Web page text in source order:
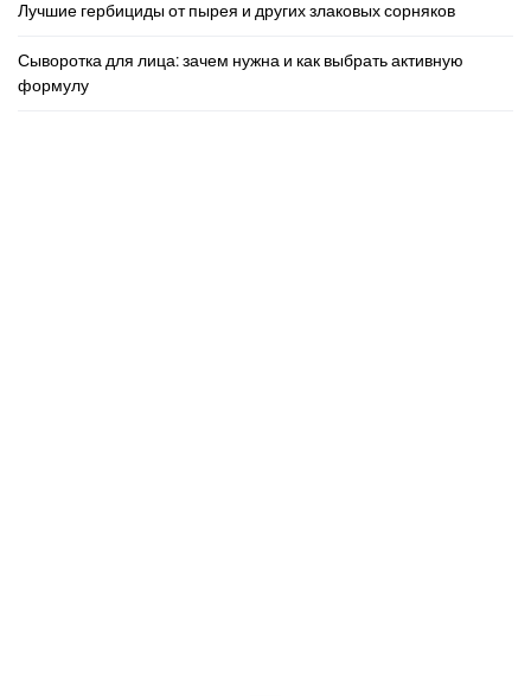
Лучшие гербициды от пырея и других злаковых сорняков
Сыворотка для лица: зачем нужна и как выбрать активную
формулу